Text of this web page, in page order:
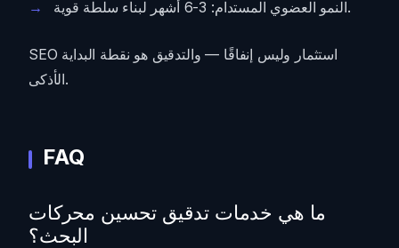
النمو العضوي المستدام: 3-6 أشهر لبناء سلطة قوية.
SEO استثمار وليس إنفاقًا — والتدقيق هو نقطة البداية
الأذكى.
FAQ
ما هي خدمات تدقيق تحسين محركات
البحث؟